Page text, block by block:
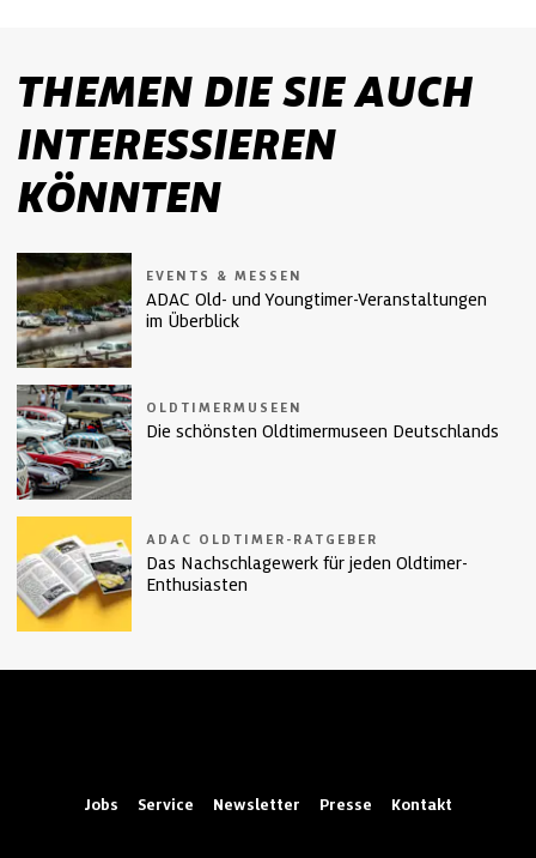
THEMEN DIE SIE AUCH
INTERESSIEREN
KÖNNTEN
EVENTS & MESSEN
ADAC Old- und Youngtimer-Veranstaltungen
im Überblick
OLDTIMERMUSEEN
Die schönsten Oldtimermuseen Deutschlands
ADAC OLDTIMER-RATGEBER
Das Nachschlagewerk für jeden Oldtimer-
Enthusiasten
Jobs Service Newsletter Presse Kontakt